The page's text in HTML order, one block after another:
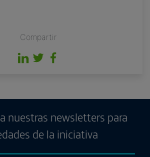
Compartir
nuestras newsletters para
de la iniciativa